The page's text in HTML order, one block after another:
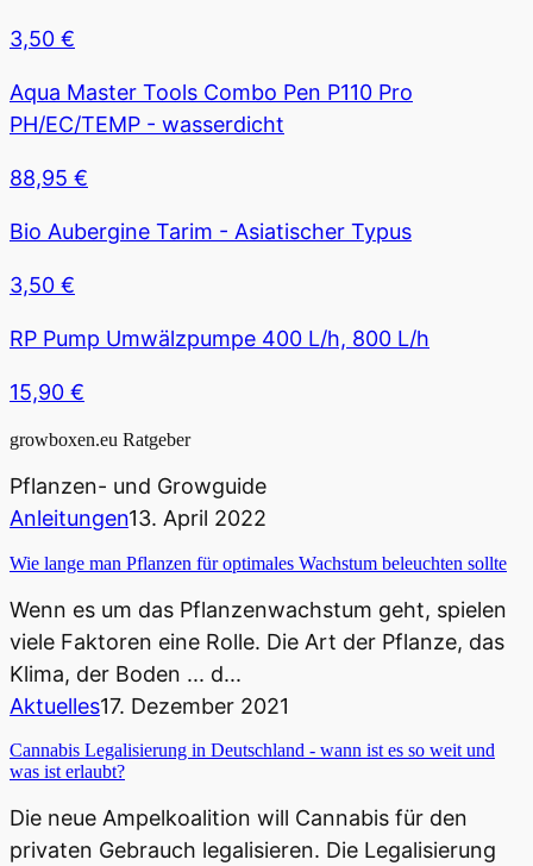
3,50 €
Aqua Master Tools Combo Pen P110 Pro
PH/EC/TEMP - wasserdicht
88,95 €
Bio Aubergine Tarim - Asiatischer Typus
3,50 €
RP Pump Umwälzpumpe 400 L/h, 800 L/h
15,90 €
Jardin Lodge 100, 100x60x158cm
€
Q120+ Ambient, 120x120x220cm
€
Q100 Ambient, 100x100x200cm
€
Q30 Ambient, 30x30x60cm
€
Jardin Grow Station The Original 60 - 60 x
cm 60 W LED
€Ursprünglicher
Preis
449,00 €
399,00€Aktueller
Preis
399,00 €.
€Ursprünglicher
Preis
war:
229,00€Aktueller
Preis
ist:
Ambient R120S / 120x60x180cm
€Ursprünglicher
Preis
war:
189,00 €
159,00€Aktueller
ist:
159,00 €.
growboxen.eu Ratgeber
Pflanzen- und Growguide
Anleitungen13. April 2022
Wie lange man Pflanzen für optimales Wachstum beleuchten sollte
Wenn es um das Pflanzenwachstum geht, spielen
viele Faktoren eine Rolle. Die Art der Pflanze, das
Klima, der Boden ... d...
Aktuelles17. Dezember 2021
Cannabis Legalisierung in Deutschland - wann ist es so weit und
was ist erlaubt?
Die neue Ampelkoalition will Cannabis für den
privaten Gebrauch legalisieren. Die Legalisierung